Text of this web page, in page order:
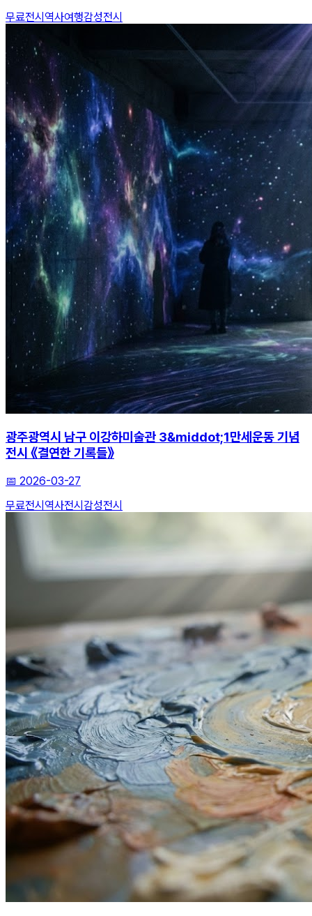
무료전시 역사여행감성전시
광주광역시 남구 이강하미술관 3&middot;1만세운동 기념
전시 《결연한 기록들》
📅 2026-03-27
무료전시 역사전시 감성전시